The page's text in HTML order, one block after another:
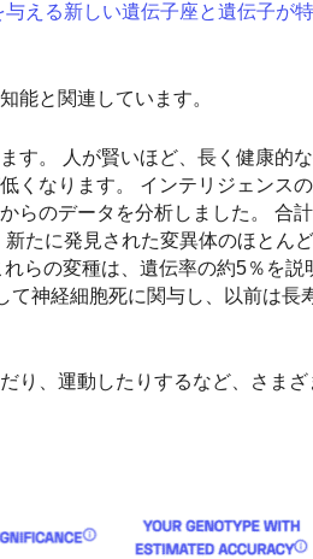
える新しい遺伝子座と遺伝子が
能と関連しています。
す。 人が賢いほど、長く健康的
くなります。 インテリジェンス
らのデータを分析しました。 合計
たに発見された変異体のほとんど
らの変種は、遺伝率の約5％を説
神経細胞死に関与し、以前は長
り、運動したりするなど、さまざ